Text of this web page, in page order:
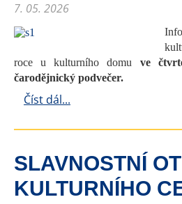
7. 05. 2026
roce u kulturního domu ve
čarodějnický podvečer.
Číst dál...
SLAVNOSTNÍ
KULTURNÍHO